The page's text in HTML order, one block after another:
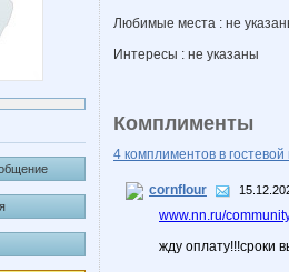
Любимые места : не
Интересы : не указаны
Комплименты
4 комплиментов в гостевой
cornflour
www.nn.ru/
жду оплату!!!сроки